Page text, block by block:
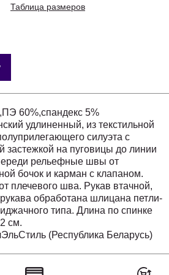
Таблица размеров
60%,спандекс 5%
удлиненный, из текстильной
силуэта с
застежкой на пуговицы до линии
рельефные швы от
бочок и карман с клапаном.
плечевого шва. Рукав втачной,
обработана шлицана петли-
типа. Длина по спинке
см.
(Республика Беларусь)